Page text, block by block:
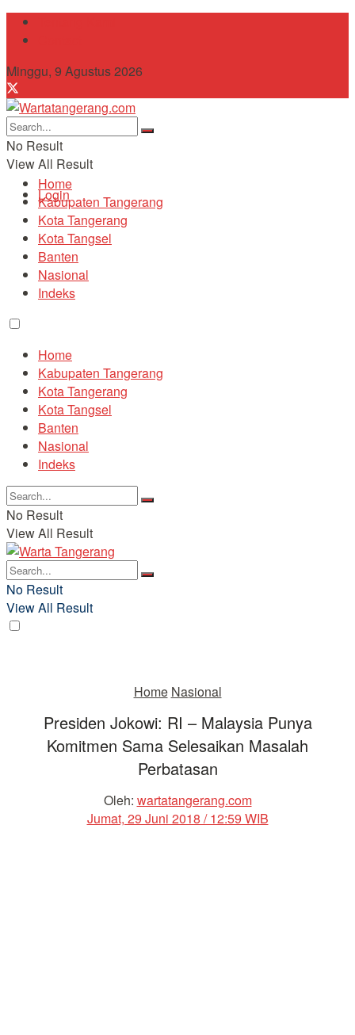
Minggu, 9 Agustus 2026
No Result
View All Result
Login
Home
Kabupaten Tangerang
Kota Tangerang
Kota Tangsel
Banten
Nasional
Indeks
Home
Kabupaten Tangerang
Kota Tangerang
Kota Tangsel
Banten
Nasional
Indeks
No Result
View All Result
No Result
View All Result
Home Nasional
Presiden Jokowi: RI – Malaysia Punya
Komitmen Sama Selesaikan Masalah
Perbatasan
Oleh: wartatangerang.com
Jumat, 29 Juni 2018 / 12:59 WIB